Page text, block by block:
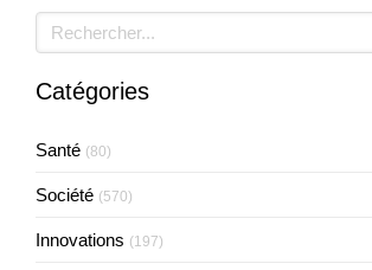
Rechercher
Catégories
Santé (80)
Société (570)
Innovations (197)